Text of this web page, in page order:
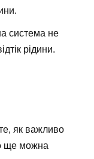
система не
рідини.
як важливо
ще можна